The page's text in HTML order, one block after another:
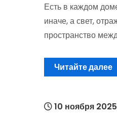
Есть в каждом
иначе, а свет,
пространство
Читайте далее
10 ноября 2025